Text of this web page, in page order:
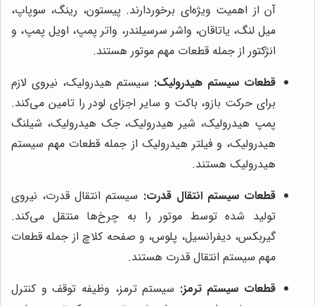
آن از اهمیت ویژه‌ای برخوردارند. پیستون، رینگ، سوپاپ،
میل لنگ، یاتاقان، واشر سرسیلندر، واتر پمپ، اویل پمپ، و
انژکتور از جمله قطعات مهم موتور هستند.
قطعات سیستم هیدرولیک: سیستم هیدرولیک، نیروی لازم
برای حرکت بازو، باکت و سایر اجزای لودر را تامین می‌کند.
پمپ هیدرولیک، شیر هیدرولیک، جک هیدرولیک، شیلنگ
هیدرولیک، و فیلتر هیدرولیک از جمله قطعات مهم سیستم
هیدرولیک هستند.
قطعات سیستم انتقال قدرت: سیستم انتقال قدرت، نیروی
تولید شده توسط موتور را به چرخ‌ها منتقل می‌کند.
گیربکس، دیفرانسیل، پلوس، و صفحه کلاچ از جمله قطعات
مهم سیستم انتقال قدرت هستند.
قطعات سیستم ترمز: سیستم ترمز، وظیفه توقف و کنترل